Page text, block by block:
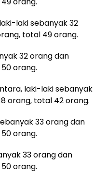
laki sebanyak 32
total 49 orang.
32 orang dan
orang.
laki-laki sebanyak
orang, total 42 orang.
33 orang dan
orang.
33 orang dan
orang.